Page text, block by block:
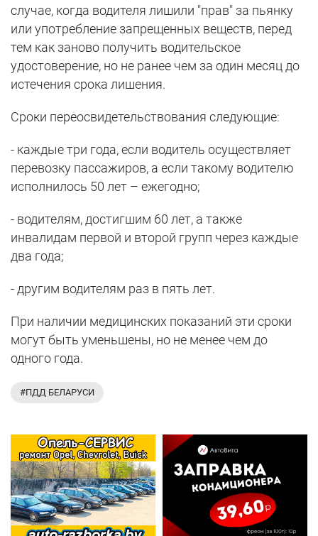
случае, когда водителя лишили "прав" за пьянку
или употребление запрещенных веществ, перед
тем как заново получить водительское
удостоверение, но не ранее чем за один месяц до
истечения срока лишения.
Сроки переосвидетельствования следующие:
- каждые три года, если водитель осуществляет
перевозку пассажиров, а если такому водителю
исполнилось 50 лет – ежегодно;
- водителям, достигшим 60 лет, а также
инвалидам первой и второй групп через каждые
два года;
- другим водителям раз в пять лет.
При наличии медицинских показаний эти сроки
могут быть уменьшены, но не менее чем до
одного года.
#ПДД БЕЛАРУСИ